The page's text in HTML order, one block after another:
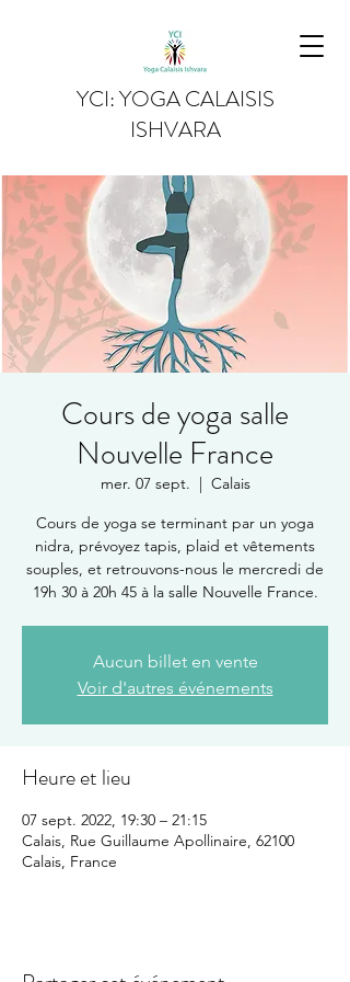
YCI: YOGA CALAISIS
ISHVARA
Cours de yoga salle
Nouvelle France
mer. 07 sept.
  |
Calais
Cours de yoga se terminant par un yoga
nidra, prévoyez tapis, plaid et vêtements
souples, et retrouvons-nous le mercredi de
19h 30 à 20h 45 à la salle Nouvelle France.
Aucun billet en vente
Voir d'autres événements
Heure et lieu
07 sept. 2022, 19:30 – 21:15
Calais, Rue Guillaume Apollinaire, 62100
Calais, France